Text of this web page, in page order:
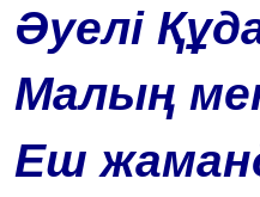
Әуелі
Малың
Еш